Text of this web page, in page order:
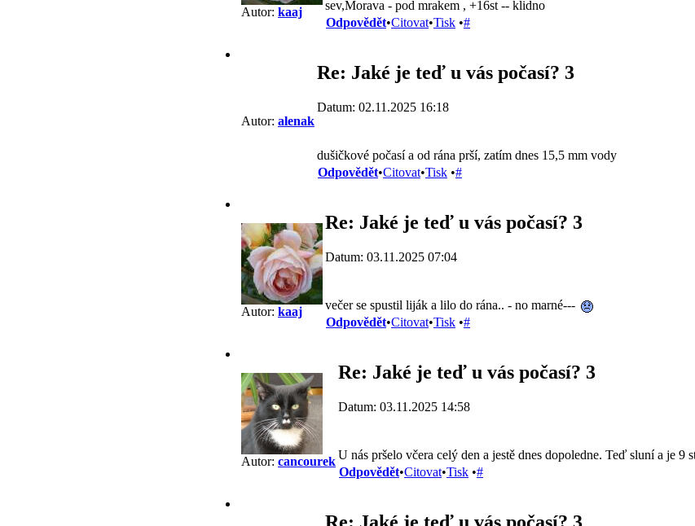
Autor: kaaj
sev,Morava - pod mrakem , +16st -- klidno
Odpovědět•Citovat•Tisk •#
Autor: alenak
Re: Jaké je teď u vás počasí? 3
Datum: 02.11.2025 16:18
dušičkové počasí a od rána prší, zatím dnes 15,5 mm vody
Odpovědět•Citovat•Tisk •#
Autor: kaaj
Re: Jaké je teď u vás počasí? 3
Datum: 03.11.2025 07:04
večer se spustil liják a lilo do rána.. - no marné---
Odpovědět•Citovat•Tisk •#
Autor: cancourek
Re: Jaké je teď u vás počasí? 3
Datum: 03.11.2025 14:58
U nás pršelo včera celý den a jestě dnes dopoledne. Teď sluní a je
Odpovědět•Citovat•Tisk •#